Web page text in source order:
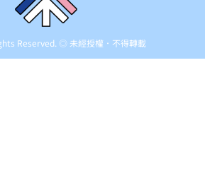
Reserved. ◎ 未經授權．不得轉載